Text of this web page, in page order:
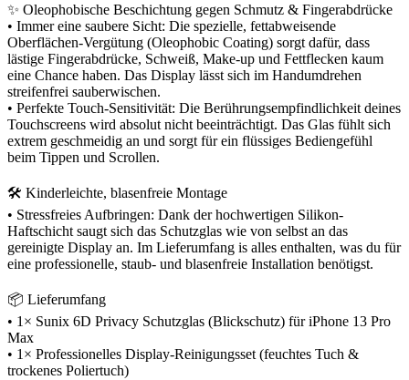
✨ Oleophobische Beschichtung gegen Schmutz & Fingerabdrücke
• Immer eine saubere Sicht: Die spezielle, fettabweisende
Oberflächen-Vergütung (Oleophobic Coating) sorgt dafür, dass
lästige Fingerabdrücke, Schweiß, Make-up und Fettflecken kaum
eine Chance haben. Das Display lässt sich im Handumdrehen
streifenfrei sauberwischen.
• Perfekte Touch-Sensitivität: Die Berührungsempfindlichkeit deines
Touchscreens wird absolut nicht beeinträchtigt. Das Glas fühlt sich
extrem geschmeidig an und sorgt für ein flüssiges Bediengefühl
beim Tippen und Scrollen.
🛠️ Kinderleichte, blasenfreie Montage
• Stressfreies Aufbringen: Dank der hochwertigen Silikon-
Haftschicht saugt sich das Schutzglas wie von selbst an das
gereinigte Display an. Im Lieferumfang is alles enthalten, was du für
eine professionelle, staub- und blasenfreie Installation benötigst.
📦 Lieferumfang
• 1× Sunix 6D Privacy Schutzglas (Blickschutz) für iPhone 13 Pro
Max
• 1× Professionelles Display-Reinigungsset (feuchtes Tuch &
trockenes Poliertuch)